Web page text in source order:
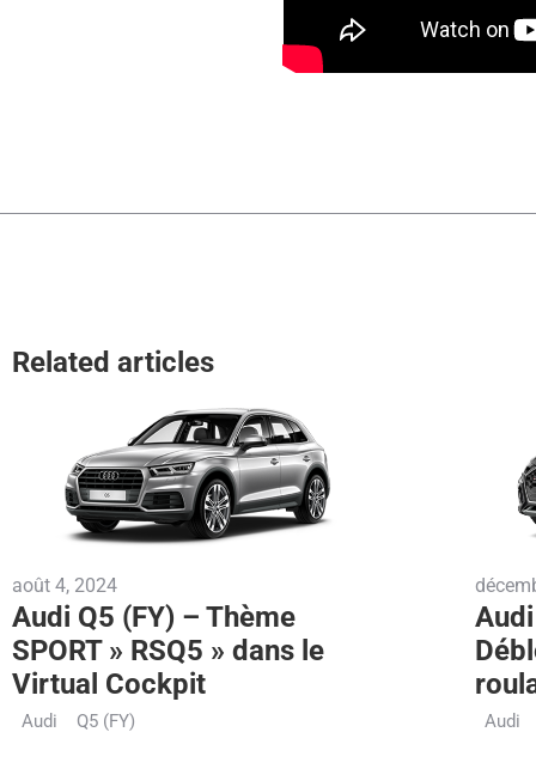
Related articles
août 4, 2024
Audi Q5 (FY) – Thème
SPORT » RSQ5 » dans le
Virtual Cockpit
Audi Q5 (FY) Audi